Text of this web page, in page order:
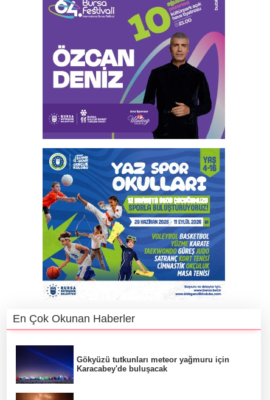
En Çok Okunan Haberler
Gökyüzü tutkunları meteor yağmuru için
Karacabey'de buluşacak